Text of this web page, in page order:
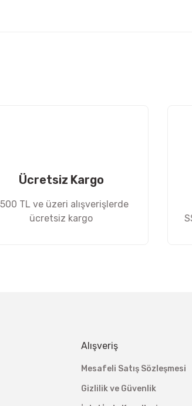
Ücretsiz Kargo
TL ve üzeri alışverişlerde
ücretsiz kargo
Alışveriş
Mesafeli Satış Sözleşmesi
Gizlilik ve Güvenlik